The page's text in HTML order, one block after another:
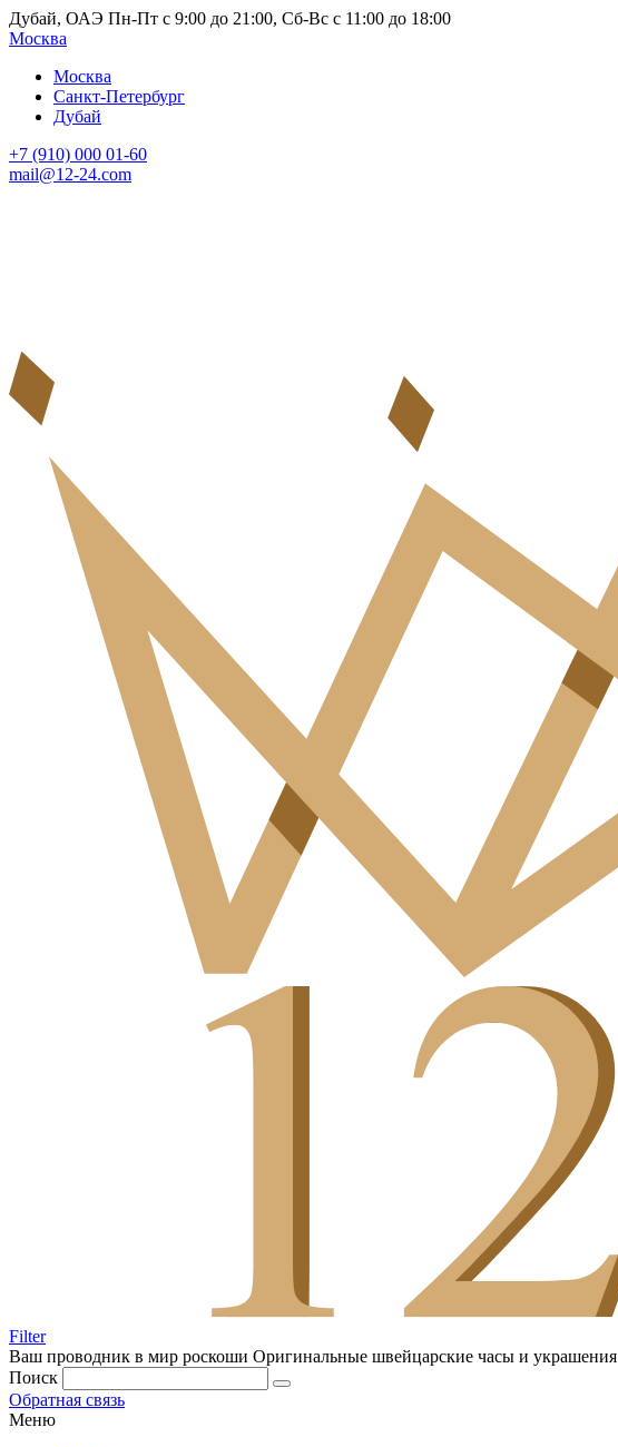
Дубай, ОАЭ Пн-Пт с 9:00 до 21:00, Сб-Вс с 11:00 до 18:00
Москва
Москва
Санкт-Петербург
Дубай
+7 (910) 000 01-60
mail@12-24.com
Filter
Ваш проводник в мир роскоши Оригинальные швейцарские часы и украшения
Поиск
Обратная связь
Меню